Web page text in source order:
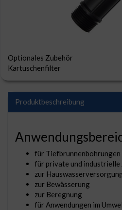
Optionales Zubehör
Kartuschenfilter
Produktbeschreibung
für Tiefbrunnenbohrungen
für private und industrielle
zur
zur Bewässerung
zur Beregnung
für Anwendungen im